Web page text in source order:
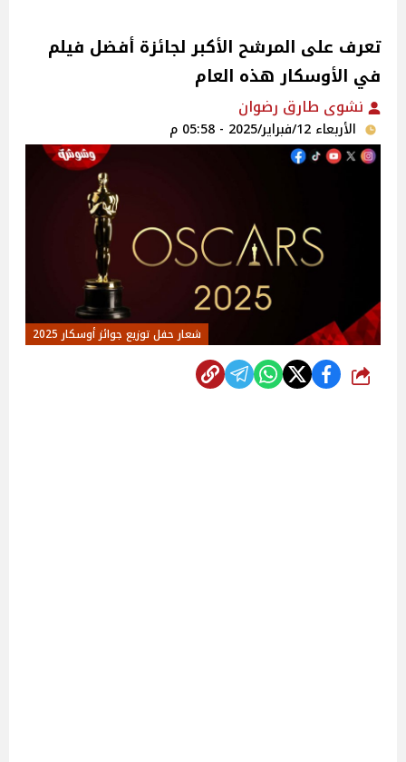
تعرف على المرشح الأكبر لجائزة أفضل فيلم
في الأوسكار هذه العام
نشوى طارق رضوان
الأربعاء 12/فبراير/2025 - 05:58 م
شعار حفل توزيع جوائز أوسكار 2025
شارك